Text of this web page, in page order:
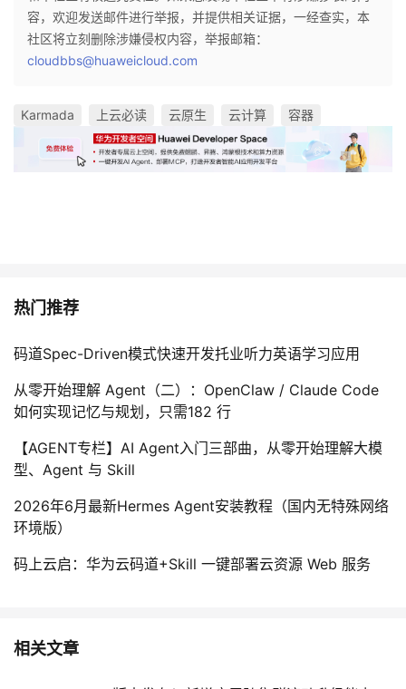
容，欢迎发送邮件进行举报，并提供相关证据，一经查实，本
社区将立刻删除涉嫌侵权内容，举报邮箱：
cloudbbs@huaweicloud.com
Karmada 上云必读 云原生 云计算 容器
热门推荐
码道Spec-Driven模式快速开发托业听力英语学习应用
从零开始理解 Agent（二）：OpenClaw / Claude Code
如何实现记忆与规划，只需182 行
【AGENT专栏】AI Agent入门三部曲，从零开始理解大模
型、Agent 与 Skill
2026年6月最新Hermes Agent安装教程（国内无特殊网络
环境版）
码上云启：华为云码道+Skill 一键部署云资源 Web 服务
相关文章